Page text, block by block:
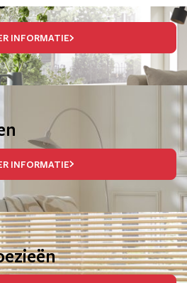
INFORMATIE
INFORMATIE